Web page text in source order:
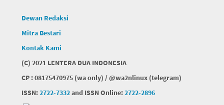
Dewan Redaksi
Mitra Bestari
Kontak Kami
(C) 2021 LENTERA DUA INDONESIA
CP : 08175470975 (wa only) / @wa2nlinux (telegram)
ISSN:2722-7332and ISSN Online:2722-2896